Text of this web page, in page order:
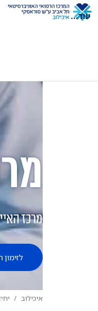
עוד...
מרכז
איכילוב